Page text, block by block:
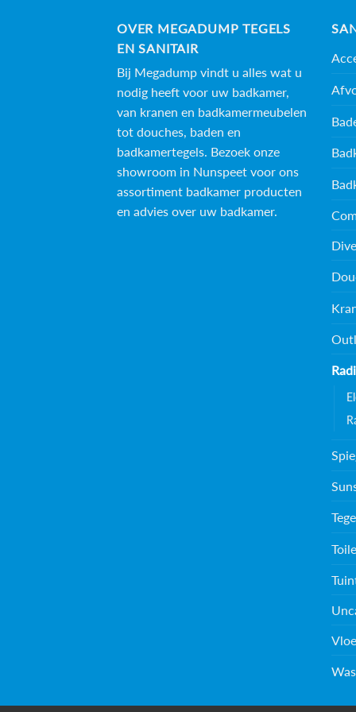
OVER MEGADUMP TEGELS
EN SANITAIR
Bij Megadump vindt u alles wat u
nodig heeft voor uw badkamer,
van kranen en badkamermeubelen
tot douches, baden en
badkamertegels. Bezoek onze
showroom in Nunspeet voor ons
assortiment badkamer producten
en advies over uw badkamer.